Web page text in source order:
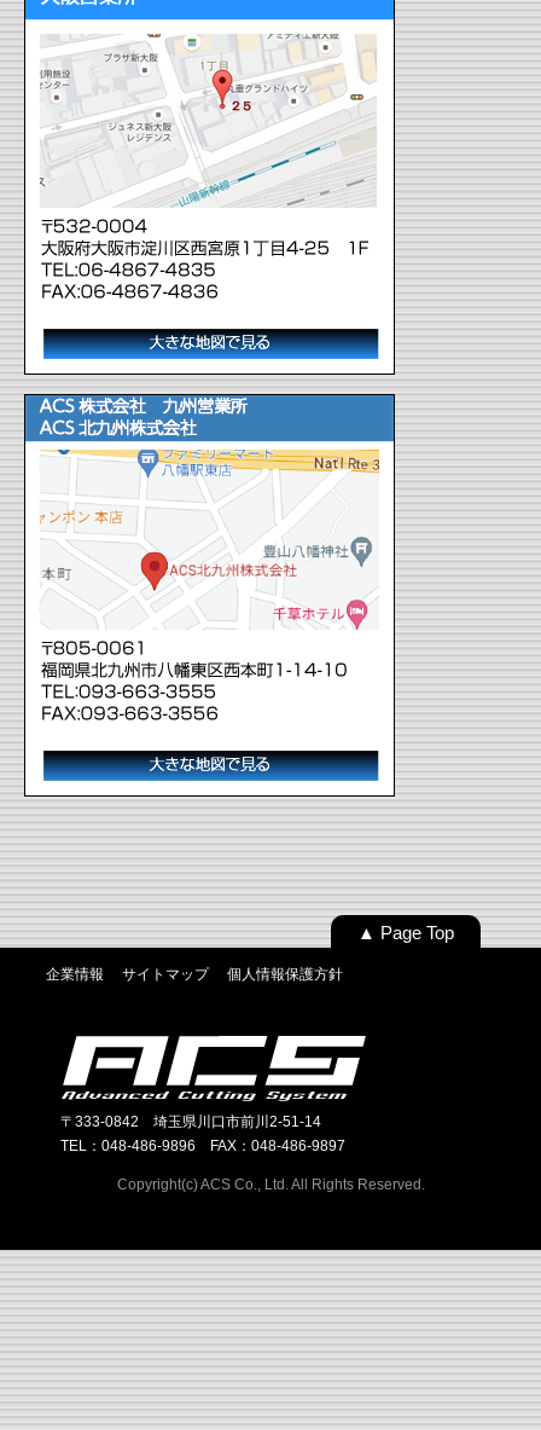
▲ Page Top
企業情報 サイトマップ 個人情報保護方針
〒333-0842 埼玉県川口市前川2-51-14
TEL：048-486-9896 FAX：048-486-9897
Copyright(c) ACS Co., Ltd. All Rights Reserved.